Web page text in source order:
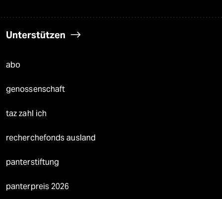
Unterstützen
abo
genossenschaft
taz zahl ich
recherchefonds ausland
panterstiftung
panterpreis 2026